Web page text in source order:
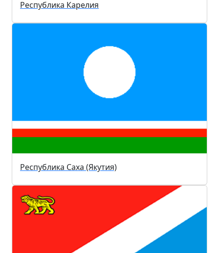
Республика Карелия
Республика Саха (Якутия)